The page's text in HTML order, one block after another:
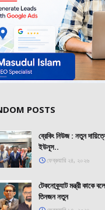
POSTS
ব্রেকিং নিউজ : নতুন
ইউনূস..
ফেব্রুয়ারি ২৪, ২০২৬
টেকনোক্র্যাট মন্ত্রী কাকে
তিনজন নতুন